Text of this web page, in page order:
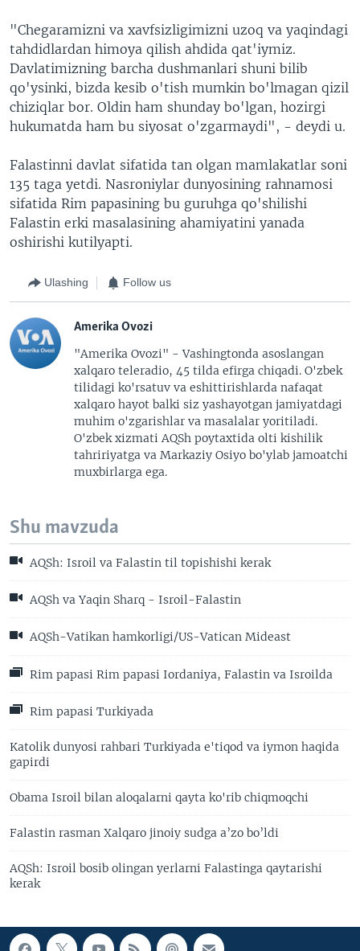
"Chegaramizni va xavfsizligimizni uzoq va yaqindagi
tahdidlardan himoya qilish ahdida qat'iymiz.
Davlatimizning barcha dushmanlari shuni bilib
qo'ysinki, bizda kesib o'tish mumkin bo'lmagan qizil
chiziqlar bor. Oldin ham shunday bo'lgan, hozirgi
hukumatda ham bu siyosat o'zgarmaydi", - deydi u.
Falastinni davlat sifatida tan olgan mamlakatlar soni
135 taga yetdi. Nasroniylar dunyosining rahnamosi
sifatida Rim papasining bu guruhga qo'shilishi
Falastin erki masalasining ahamiyatini yanada
oshirishi kutilyapti.
Ulashing Follow us
Amerika Ovozi
"Amerika Ovozi" - Vashingtonda asoslangan
xalqaro teleradio, 45 tilda efirga chiqadi. O'zbek
tilidagi ko'rsatuv va eshittirishlarda nafaqat
xalqaro hayot balki siz yashayotgan jamiyatdagi
muhim o'zgarishlar va masalalar yoritiladi.
O'zbek xizmati AQSh poytaxtida olti kishilik
tahririyatga va Markaziy Osiyo bo'ylab jamoatchi
muxbirlarga ega.
Shu mavzuda
AQSh: Isroil va Falastin til topishishi kerak
AQSh va Yaqin Sharq - Isroil-Falastin
AQSh-Vatikan hamkorligi/US-Vatican Mideast
Rim papasi Rim papasi Iordaniya, Falastin va Isroilda
Rim papasi Turkiyada
Katolik dunyosi rahbari Turkiyada e'tiqod va iymon haqida
gapirdi
Obama Isroil bilan aloqalarni qayta ko'rib chiqmoqchi
Falastin rasman Xalqaro jinoiy sudga a’zo bo’ldi
AQSh: Isroil bosib olingan yerlarni Falastinga qaytarishi
kerak